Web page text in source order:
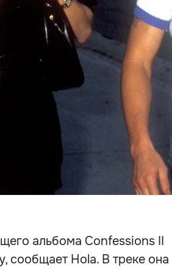
альбома Confessions II
Hola. В треке она